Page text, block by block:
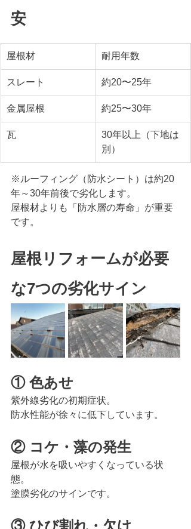
安
屋根材 耐用年数
スレート 約20〜25年
金属屋根 約25〜30年
瓦
30年以上（下地は
別）
※ルーフィング（防水シート）は約20
年～30年前後で劣化します。
屋根材よりも「防水層の寿命」が重要
です。
屋根リフォームが必要
な7つの劣化サイン
① 色あせ
紫外線劣化の初期症状。
防水性能が徐々に低下しています。
② コケ・藻の発生
屋根が水を吸いやすくなっている状
態。
塗膜劣化のサインです。